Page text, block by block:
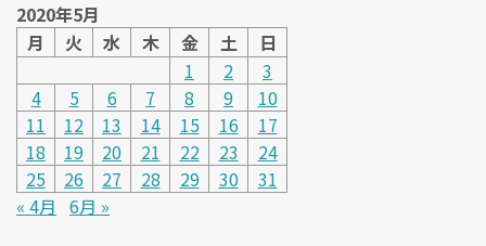
2020年5月
月
火 水 木 金 土
日
1
2
3
4
5 6 7 8 9
10
11
12 13 14 15 16
17
18
19 20 21 22 23
24
25
26 27 28 29 30
31
« 4月 6月 »